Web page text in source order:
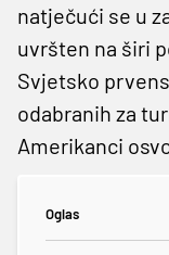
natječući se u
uvršten na širi
Svjetsko
odabranih za
Amerikanci
Oglas